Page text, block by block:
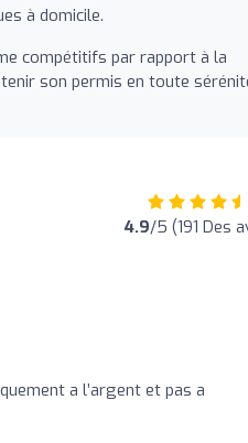
à domicile.
compétitifs par rapport à la
son permis en toute
4.9/5 (191 Des
a l’argent et pas a